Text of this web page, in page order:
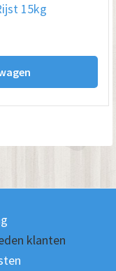
15kg
klanten